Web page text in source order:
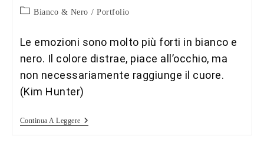
Categoria
Bianco & Nero / Portfolio
Le emozioni sono molto più forti in bianco e
nero. Il colore distrae, piace all’occhio, ma
non necessariamente raggiunge il cuore.
(Kim Hunter)
Continua A LeggereScatti